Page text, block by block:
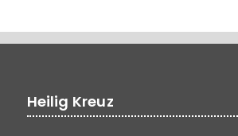
Heilig Kreuz